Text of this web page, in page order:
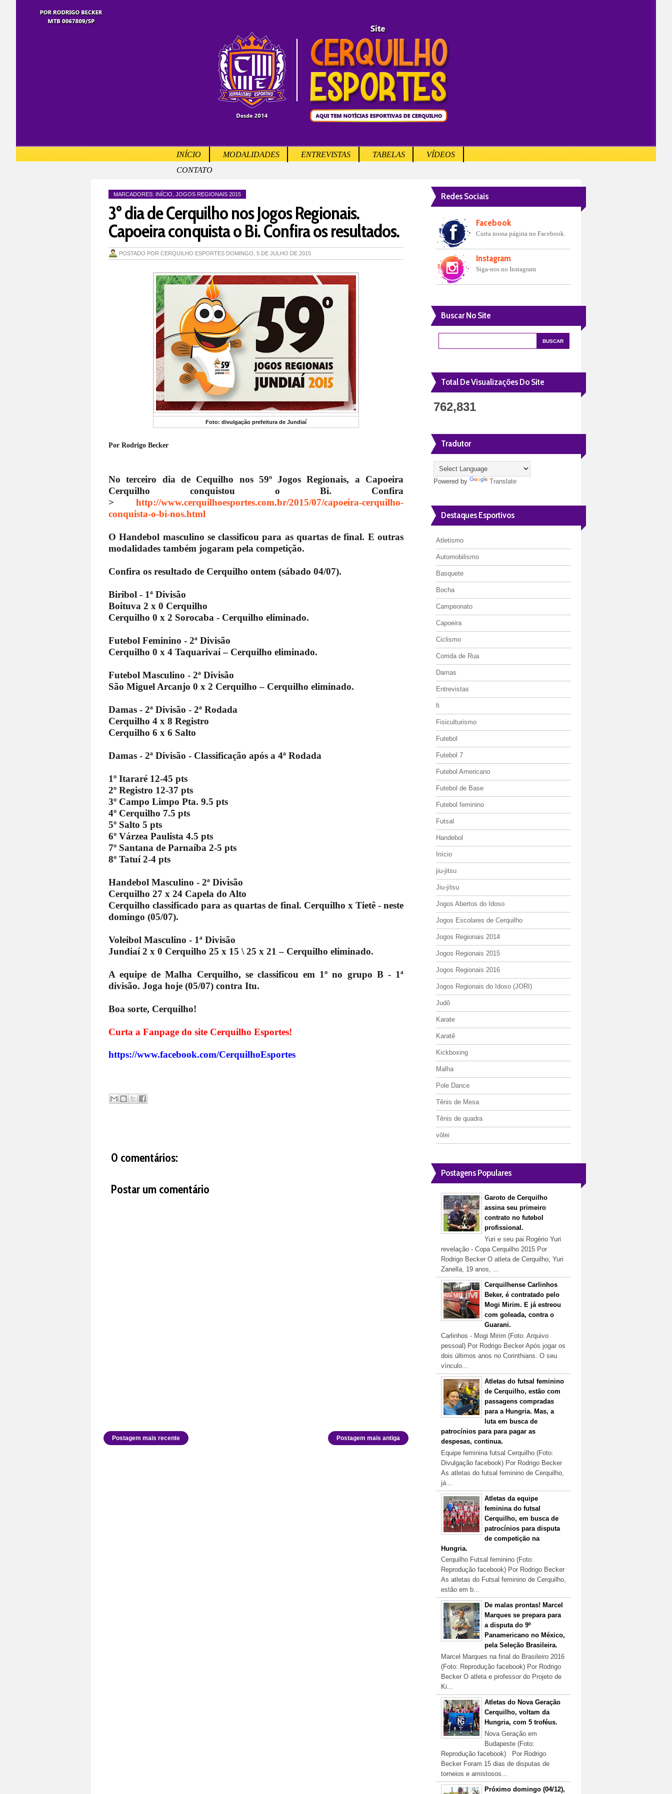
INÍCIO MODALIDADES ENTREVISTAS TABELAS
VÍDEOS
CONTATO
MARCADORES: INÍCIO JOGOS REGIONAIS 2015
3º dia de Cerquilho nos Jogos Regionais.
Capoeira conquista o Bi. Confira os resultados.
POSTADO POR CERQUILHO ESPORTES DOMINGO, 5 DE JULHO DE 2015
Foto: divulgação prefeitura de Jundiaí
Por Rodrigo Becker
No terceiro dia de Cequilho nos 59º Jogos Regionais, a Capoeira
Cerquilho conquistou o Bi. Confira
> http://www.cerquilhoesportes.com.br/2015/07/capoeira-cerquilho-
conquista-o-bi-nos.html
O Handebol masculino se classificou para as quartas de final. E outras
modalidades também jogaram pela competição.
Confira os resultado de Cerquilho ontem (sábado 04/07).
Biribol - 1ª Divisão
Boituva 2 x 0 Cerquilho
Cerquilho 0 x 2 Sorocaba - Cerquilho eliminado.
Futebol Feminino - 2ª Divisão
Cerquilho 0 x 4 Taquarivaí – Cerquilho eliminado.
Futebol Masculino - 2ª Divisão
São Miguel Arcanjo 0 x 2 Cerquilho – Cerquilho eliminado.
Damas - 2ª Divisão - 2ª Rodada
Cerquilho 4 x 8 Registro
Cerquilho 6 x 6 Salto
Damas - 2ª Divisão - Classificação após a 4ª Rodada
1º Itararé 12-45 pts
2º Registro 12-37 pts
3º Campo Limpo Pta. 9.5 pts
4º Cerquilho 7.5 pts
5º Salto 5 pts
6º Várzea Paulista 4.5 pts
7º Santana de Parnaíba 2-5 pts
8º Tatuí 2-4 pts
Handebol Masculino - 2ª Divisão
Cerquilho 27 x 24 Capela do Alto
Cerquilho classificado para as quartas de final. Cerquilho x Tietê - neste
domingo (05/07).
Voleibol Masculino - 1ª Divisão
Jundiaí 2 x 0 Cerquilho 25 x 15 \ 25 x 21 – Cerquilho eliminado.
A equipe de Malha Cerquilho, se classificou em 1º no grupo B - 1ª
divisão. Joga hoje (05/07) contra Itu.
Boa sorte, Cerquilho!
Curta a Fanpage do site Cerquilho Esportes!
https://www.facebook.com/CerquilhoEsportes
0 comentários:
Postar um comentário
Postagem mais recente Postagem mais antiga
Redes Sociais
Facebook
Curta nossa página no Facebook.
Instagram
Siga-nos no Instagram
Buscar No Site
Total De Visualizações Do Site
762,831
Tradutor
Powered by Translate
Destaques Esportivos
Atletismo
Automobilismo
Basquete
Bocha
Campeonato
Capoeira
Ciclismo
Corrida de Rua
Damas
Entrevistas
fi
Fisiculturismo
Futebol
Futebol 7
Futebol Americano
Futebol de Base
Futebol feminino
Futsal
Handebol
Início
jiu-jitsu
Jiu-jítsu
Jogos Abertos do Idoso
Jogos Escolares de Cerquilho
Jogos Regionais 2014
Jogos Regionais 2015
Jogos Regionais 2016
Jogos Regionais do Idoso (JORI)
Judô
Karate
Karatê
Kickboxing
Malha
Pole Dance
Tênis de Mesa
Tênis de quadra
vôlei
Postagens Populares
Garoto de Cerquilho
assina seu primeiro
contrato no futebol
profissional.
Yuri e seu pai Rogério Yuri
revelação - Copa Cerquilho 2015 Por
Rodrigo Becker O atleta de Cerquilho, Yuri
Zanella, 19 anos, ...
Cerquilhense Carlinhos
Beker, é contratado pelo
Mogi Mirim. E já estreou
com goleada, contra o
Guarani.
Carlinhos - Mogi Mirim (Foto: Arquivo
pessoal) Por Rodrigo Becker Após jogar os
dois últimos anos no Corinthians. O seu
vínculo...
Atletas do futsal feminino
de Cerquilho, estão com
passagens compradas
para a Hungria. Mas, a
luta em busca de
patrocínios para para pagar as
despesas, continua.
Equipe feminina futsal Cerquilho (Foto:
Divulgação facebook) Por Rodrigo Becker
As atletas do futsal feminino de Cerquilho,
já...
Atletas da equipe
feminina do futsal
Cerquilho, em busca de
patrocínios para disputa
de competição na
Hungria.
Cerquilho Futsal feminino (Foto:
Reprodução facebook) Por Rodrigo Becker
As atletas do Futsal feminino de Cerquilho,
estão em b...
De malas prontas! Marcel
Marques se prepara para
a disputa do 9º
Panamericano no México,
pela Seleção Brasileira.
Marcel Marques na final do Brasileiro 2016
(Foto: Reprodução facebook) Por Rodrigo
Becker O atleta e professor do Projeto de
Ki...
Atletas do Nova Geração
Cerquilho, voltam da
Hungria, com 5 troféus.
Nova Geração em
Budapeste (Foto:
Reprodução facebook) Por Rodrigo
Becker Foram 15 dias de disputas de
torneios e amistosos...
Próximo domingo (04/12),